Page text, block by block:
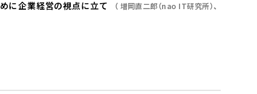
――企業経営の視点に立て
増岡直二郎（nao IT研究所）